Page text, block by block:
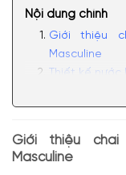
Nội dung chính
Giới thiệu
Masculine
Thiết kế nước
Có nên
Giới thiệu chai
Masculine